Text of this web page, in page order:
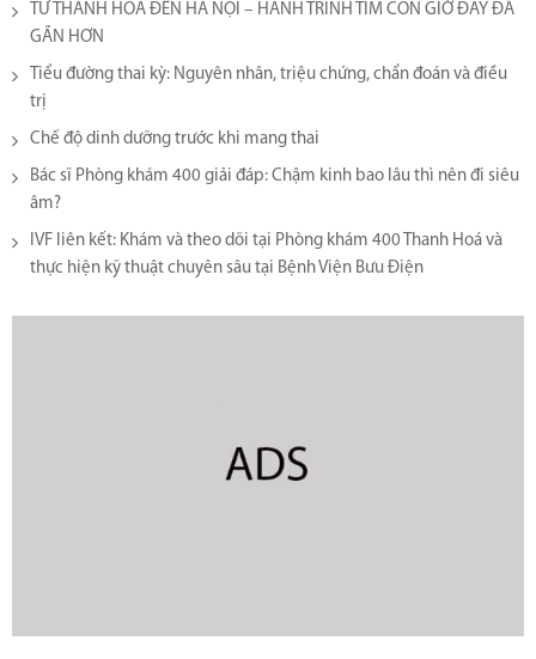
TỪ THANH HÓA ĐẾN HÀ NỘI – HÀNH TRÌNH TÌM CON GIỜ ĐÂY ĐÃ
GẦN HƠN
Tiểu đường thai kỳ: Nguyên nhân, triệu chứng, chẩn đoán và điều
trị
Chế độ dinh dưỡng trước khi mang thai
Bác sĩ Phòng khám 400 giải đáp: Chậm kinh bao lâu thì nên đi siêu
âm?
IVF liên kết: Khám và theo dõi tại Phòng khám 400 Thanh Hoá và
thực hiện kỹ thuật chuyên sâu tại Bệnh Viện Bưu Điện